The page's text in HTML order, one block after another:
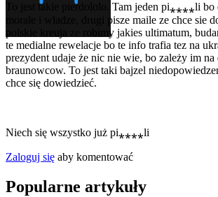
To jest takie pierdololo. Tam jeden pi⁎⁎⁎⁎li
morale i wladze, drugi pisze maile ze chce sie
polskie kreuja ze robimy jakies ultimatum,
te medialne rewelacje bo te info trafia tez na
prezydent udaje że nic nie wie, bo zależy im na
braunowcow. To jest taki bajzel
chce się dowiedzieć.
Niech się wszystko już pi⁎⁎⁎⁎li
Zaloguj się aby komentować
Popularne artykuły